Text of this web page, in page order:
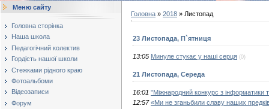
Меню сайту
Головна сторінка
Наша школа
Педагогічний колектив
Гордість нашої школи
Стежками рідного краю
Фотоальбоми
Відеозаписи
Форум
Головна » 2018 » Листопад
23 Листопада, П`ятниця
13:05 Минуле стукає у наші серця (0)
21 Листопада, Середа
16:01 "Міжнародний конкурс з інформатики
12:57 «Ми не зганьбили славу наших